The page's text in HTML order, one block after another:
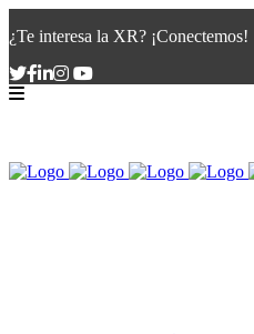
¿Te interesa la XR? ¡Conectemos!